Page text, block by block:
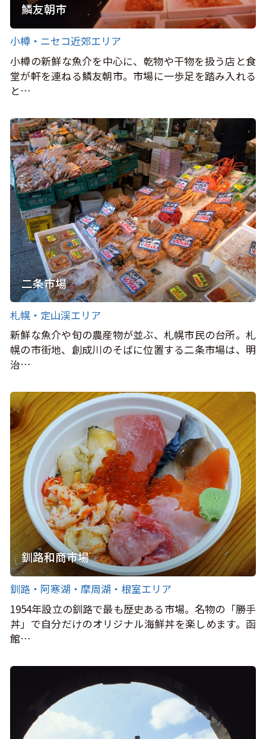
鱗友朝市
小樽・ニセコ近郊エリア
小樽の新鮮な魚介を中心に、乾物や干物を扱う店と食
堂が軒を連ねる鱗友朝市。市場に一歩足を踏み入れる
と…
二条市場
札幌・定山渓エリア
新鮮な魚介や旬の農産物が並ぶ、札幌市民の台所。札
幌の市街地、創成川のそばに位置する二条市場は、明
治…
釧路和商市場
釧路・阿寒湖・摩周湖・根室エリア
1954年設立の釧路で最も歴史ある市場。名物の「勝手
丼」で自分だけのオリジナル海鮮丼を楽しめます。函
館…